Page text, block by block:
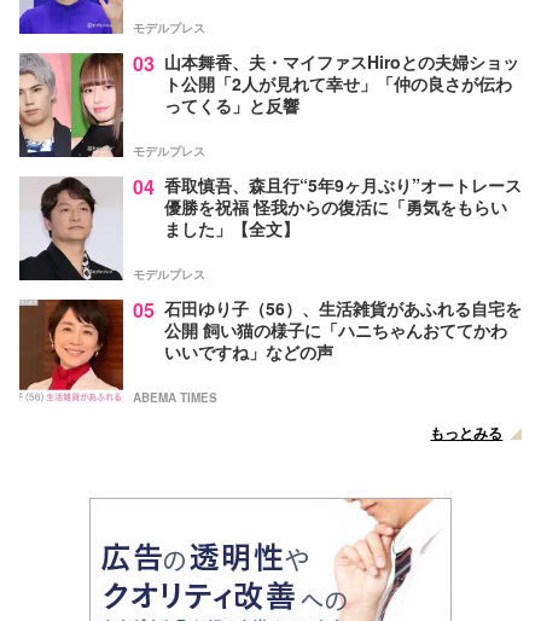
モデルプレス
03 山本舞香、夫・マイファスHiroとの夫婦ショッ
ト公開「2人が見れて幸せ」「仲の良さが伝わ
ってくる」と反響
モデルプレス
04 香取慎吾、森且行“5年9ヶ月ぶり”オートレース
優勝を祝福 怪我からの復活に「勇気をもらい
ました」【全文】
モデルプレス
05 石田ゆり子（56）、生活雑貨があふれる自宅を
公開 飼い猫の様子に「ハニちゃんおててかわ
いいですね」などの声
ABEMA TIMES
もっとみる